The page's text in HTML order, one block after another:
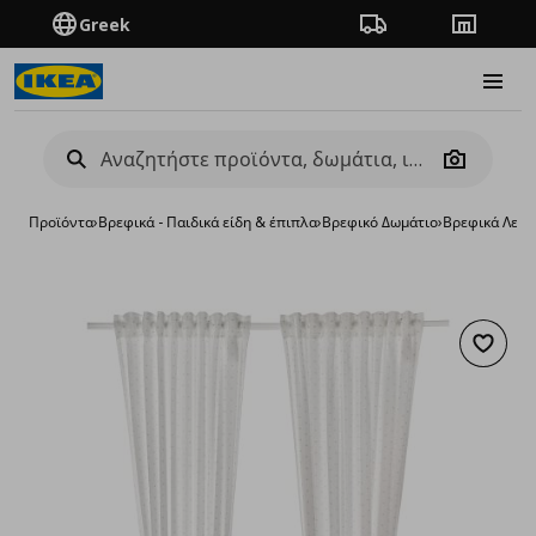
Greek Πορεία παραγγελίας
Camera
Προϊόντα›Βρεφικά - Παιδικά είδη & έπιπλα›Βρεφικό Δωμάτιο›Βρεφικά